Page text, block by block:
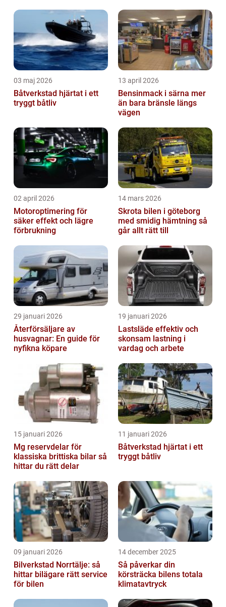
03 maj 2026
Båtverkstad hjärtat i ett
tryggt båtliv
13 april 2026
Bensinmack i särna mer
än bara bränsle längs
vägen
02 april 2026
Motoroptimering för
säker effekt och lägre
förbrukning
14 mars 2026
Skrota bilen i göteborg
med smidig hämtning så
går allt rätt till
29 januari 2026
Återförsäljare av
husvagnar: En guide för
nyfikna köpare
19 januari 2026
Lastsläde effektiv och
skonsam lastning i
vardag och arbete
15 januari 2026
Mg reservdelar för
klassiska brittiska bilar så
hittar du rätt delar
11 januari 2026
Båtverkstad hjärtat i ett
tryggt båtliv
09 januari 2026
Bilverkstad Norrtälje: så
hittar bilägare rätt service
för bilen
14 december 2025
Så påverkar din
körsträcka bilens totala
klimatavtryck